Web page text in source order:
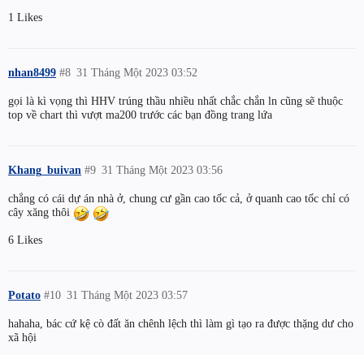
1 Likes
nhan8499 31 Tháng Một 2023 03:52
#8
gọi là kì vọng thì HHV trúng thầu nhiều nhất chắc chắn ln cũng sẽ thuộc
top về chart thì vượt ma200 trước các bạn đồng trang lứa
Khang_buivan 31 Tháng Một 2023 03:56
#9
chẳng có cái dự án nhà ở, chung cư gần cao tốc cả, ở quanh cao tốc chỉ có
cây xăng thôi
6 Likes
Potato 31 Tháng Một 2023 03:57
#10
hahaha, bác cứ kệ cò đất ăn chênh lệch thì làm gì tạo ra được thặng dư cho
xã hội